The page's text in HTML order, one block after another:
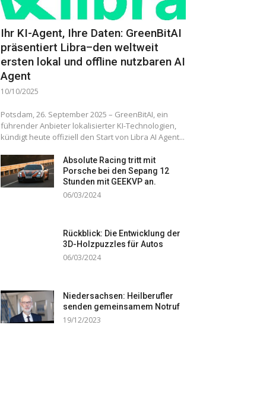
Ihr KI-Agent, Ihre Daten: GreenBitAI
präsentiert Libra–den weltweit
ersten lokal und offline nutzbaren AI
Agent
10/10/2025
Potsdam, 26. September 2025 – GreenBitAI, ein
führender Anbieter lokalisierter KI-Technologien,
kündigt heute offiziell den Start von Libra AI Agent...
Absolute Racing tritt mit
Porsche bei den Sepang 12
Stunden mit GEEKVP an.
06/03/2024
Rückblick: Die Entwicklung der
3D-Holzpuzzles für Autos
06/03/2024
Niedersachsen: Heilberufler
senden gemeinsamem Notruf
19/12/2023